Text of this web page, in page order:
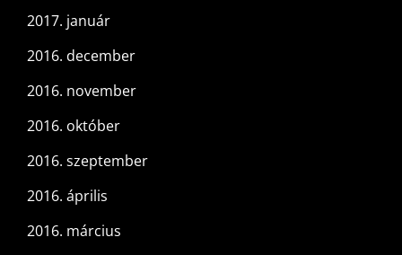
2017. január
2016. december
2016. november
2016. október
2016. szeptember
2016. április
2016. március